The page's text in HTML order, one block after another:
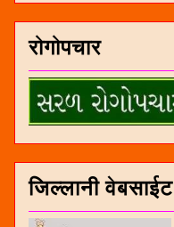
रोगोपचार
जिल्लानी वेबसाईट